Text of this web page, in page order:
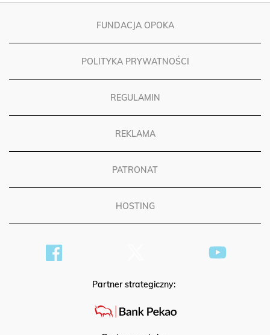
FUNDACJA OPOKA
POLITYKA PRYWATNOŚCI
REGULAMIN
REKLAMA
PATRONAT
HOSTING
Partner strategiczny: